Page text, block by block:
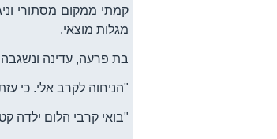
קמתי ממקום מסתורי
מגלות מוצאי.
בת פרעה, עדינה ונשגבה
"הניחוה לקרב אלי. כי
"בואי קרבי הלום ילדה